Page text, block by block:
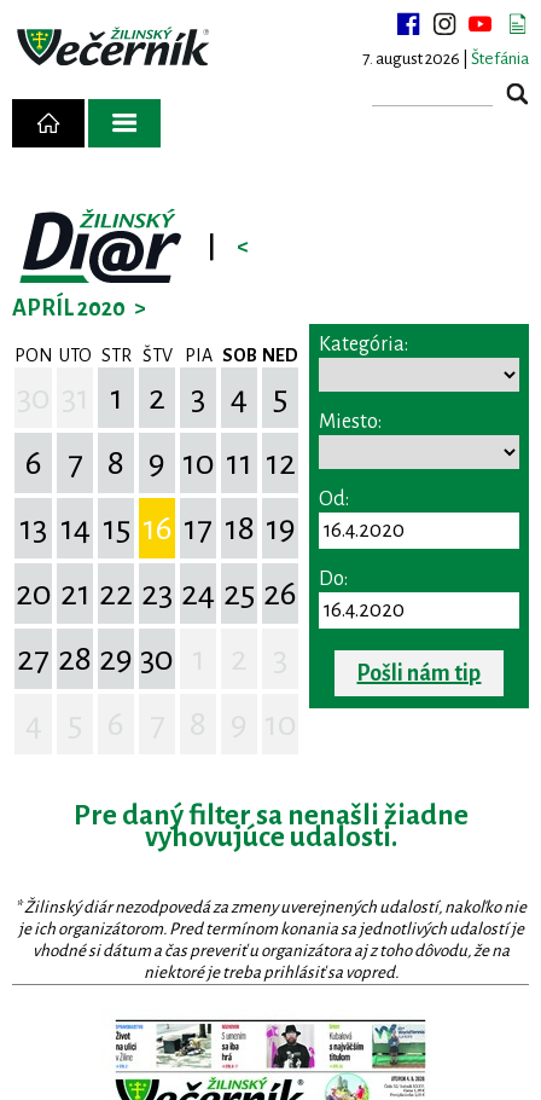
7. august 2026 | Štefánia
<
APRÍL 2020 >
PON UTO STR ŠTV PIA SOB NED
1 2 3 4
5
6
7 8 9 10 11 12
13 14 15 16 17 18 19
20 21 22 23 24 25 26
27 28 29 30
Kategória:
Miesto:
Od:
Do:
Pošli nám tip
Pre daný filter sa nenašli žiadne
vyhovujúce udalosti.
* Žilinský diár nezodpovedá za zmeny uverejnených udalostí, nakoľko nie
je ich organizátorom. Pred termínom konania sa jednotlivých udalostí je
vhodné si dátum a čas preveriť u organizátora aj z toho dôvodu, že na
niektoré je treba prihlásiť sa vopred.